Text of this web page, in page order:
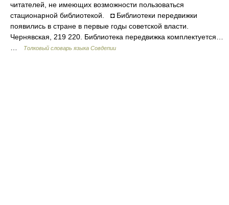
читателей, не имеющих возможности пользоваться
стационарной библиотекой. ◘ Библиотеки передвижки
появились в стране в первые годы советской власти.
Чернявская, 219 220. Библиотека передвижка комплектуется…
Толковый словарь языка Совдепии